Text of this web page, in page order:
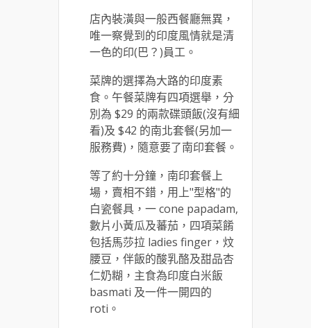
店內裝潢與一般西餐廳無異，
唯一察覺到的印度風情就是清
一色的印(巴？)員工。
菜牌的選擇為大路的印度素
食。午餐菜牌有四項選舉，分
別為 $29 的兩款碟頭飯(沒有細
看)及 $42 的南北套餐(另加一
服務費)，隨意要了南印套餐。
等了約十分鐘，南印套餐上
場，賣相不錯，用上"型格"的
白瓷餐具，一 cone papadam,
數片小黃瓜及蕃茄，四項菜餚
包括馬莎拉 ladies finger，炆
腰豆，伴飯的酸乳酪及甜品杏
仁奶糊，主食為印度白米飯
basmati 及一件一開四的
roti。